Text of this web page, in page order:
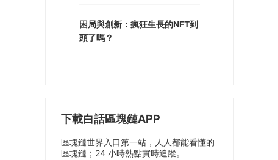
困局與創新：瘋狂生長的NFT到
頭了嗎？
下載白話區塊鏈APP
區塊鏈世界入口第一站，人人都能看懂的
區塊鏈；24 小時熱點實時追蹤。